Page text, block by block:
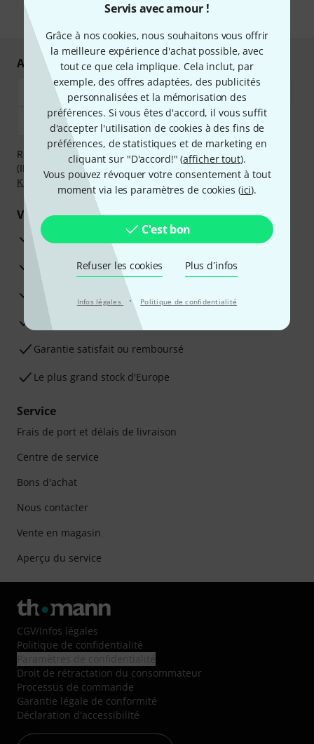
Servis avec amour !
Grâce à nos cookies, nous souhaitons vous offrir
la meilleure expérience d'achat possible, avec
tout ce que cela implique. Cela inclut, par
exemple, des offres adaptées, des publicités
personnalisées et la mémorisation des
préférences. Si vous êtes d'accord, il vous suffit
d'accepter l'utilisation de cookies à des fins de
préférences, de statistiques et de marketing en
cliquant sur "D'accord!" (afficher tout).
Vous pouvez révoquer votre consentement à tout
moment via les paramètres de cookies (ici).
C'est bon
Refuser les cookies Plus d´infos
Infos légales · Politique de confidentialité
* Requis
Achetez et payez en toute sécurité
Réglez de manière sûre et sécurisée par Virement
(IBAN/BIC), PayPal, Amazon Pay,
Klarna Payer Maintenant
Klarna Payer en 3 foisou Carte de crédit.
Vos avantages
Ga­ran­tie Thomann 3 ans
Garantie 30 jours satisfait ou remboursé
Service de réparation
Conseils d'experts en la matière
Garantie satisfait ou remboursé
Le plus grand stock d'Europe
Service
Frais de port et délais de livraison
Centre de service
Bons d'achat
Nous contacter
Vente en magasin
Aperçu du service
CGV/Infos légales
Politique de confidentialité
Droit de rétractation du consommateur
Processus de commande
Garantie légale de conformité
Déclaration d'accessibilité